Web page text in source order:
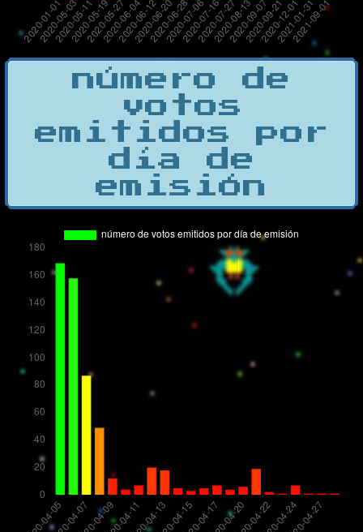
número de
votos
emitidos por
día de
emisión